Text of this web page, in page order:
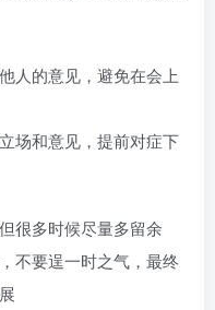
人的意见，避免在会上
场和意见，提前对症下
很多时候尽量多留余
不要逞一时之气，最终